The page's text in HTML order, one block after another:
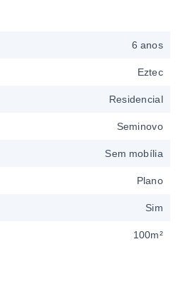
6 anos
Eztec
Residencial
Seminovo
Sem mobília
Plano
Sim
100m²